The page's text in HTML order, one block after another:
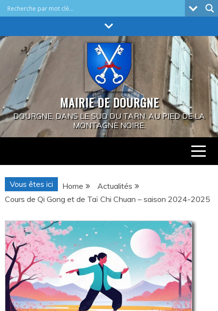
to
content
MAIRIE DE DOURGNE
DOURGNE, DANS LE SUD DU TARN, AU PIED DE LA
MONTAGNE NOIRE.
Vous êtes ici Home
Actualités
Cours de Qi Gong et de Taï Chi Chuan – saison 2024-2025